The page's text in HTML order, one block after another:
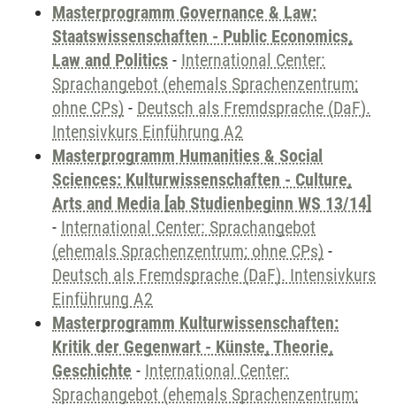
Masterprogramm Governance & Law:
Staatswissenschaften - Public Economics,
Law and Politics - International Center:
Sprachangebot (ehemals Sprachenzentrum;
ohne CPs) - Deutsch als Fremdsprache (DaF).
Intensivkurs Einführung A2
Masterprogramm Humanities & Social
Sciences: Kulturwissenschaften - Culture,
Arts and Media [ab Studienbeginn WS 13/14]
- International Center: Sprachangebot
(ehemals Sprachenzentrum; ohne CPs) -
Deutsch als Fremdsprache (DaF). Intensivkurs
Einführung A2
Masterprogramm Kulturwissenschaften:
Kritik der Gegenwart - Künste, Theorie,
Geschichte - International Center:
Sprachangebot (ehemals Sprachenzentrum;